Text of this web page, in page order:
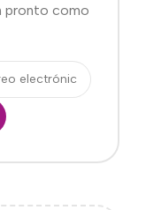
pronto como